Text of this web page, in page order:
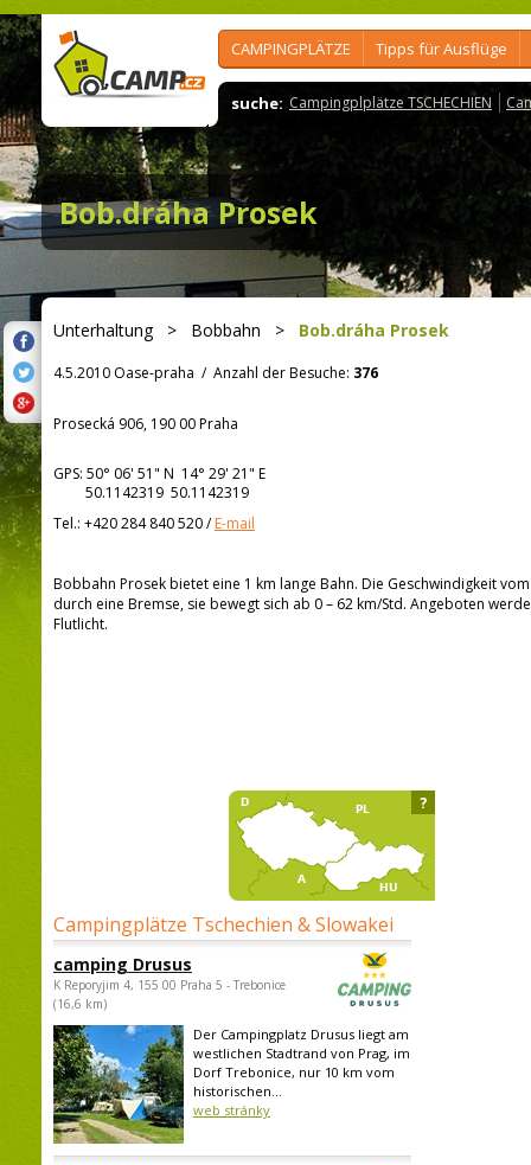
CAMPINGPLÄTZE Tipps für Ausflüge
suche: Campingplplätze TSCHECHIEN
Bob.dráha Prosek
Unterhaltung> Bobbahn > Bob.dráha Prosek
4.5.2010 Oase-praha / Anzahl der Besuche: 376
Prosecká 906, 190 00 Praha
GPS: 50° 06' 51" N 14° 29' 21" E
50.1142319 50.1142319
Tel.: +420 284 840 520/E-mail
Bobbahn Prosek bietet eine 1 km lange Bahn. Die Geschwindigkeit
durch eine Bremse, sie bewegt sich ab 0 – 62 km/Std. Angeboten
Flutlicht.
Campingplätze Tschechien & Slowakei
camping Drusus
K Reporyjim 4, 155 00 Praha 5 - Trebonice
(16,6 km)
Der Campingplatz Drusus liegt am
westlichen Stadtrand von Prag, im
Dorf Trebonice, nur 10 km vom
historischen...
web stránky
?